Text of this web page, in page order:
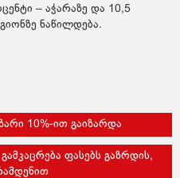
– აჭარაზე და 10,5
ნაწილდება.
10%-ით გაიზარდა
ფასებს გაზრდის,